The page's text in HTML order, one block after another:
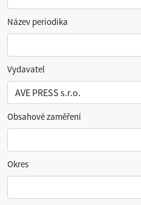
Název periodika
Vydavatel
Obsahové zaměření
Okres